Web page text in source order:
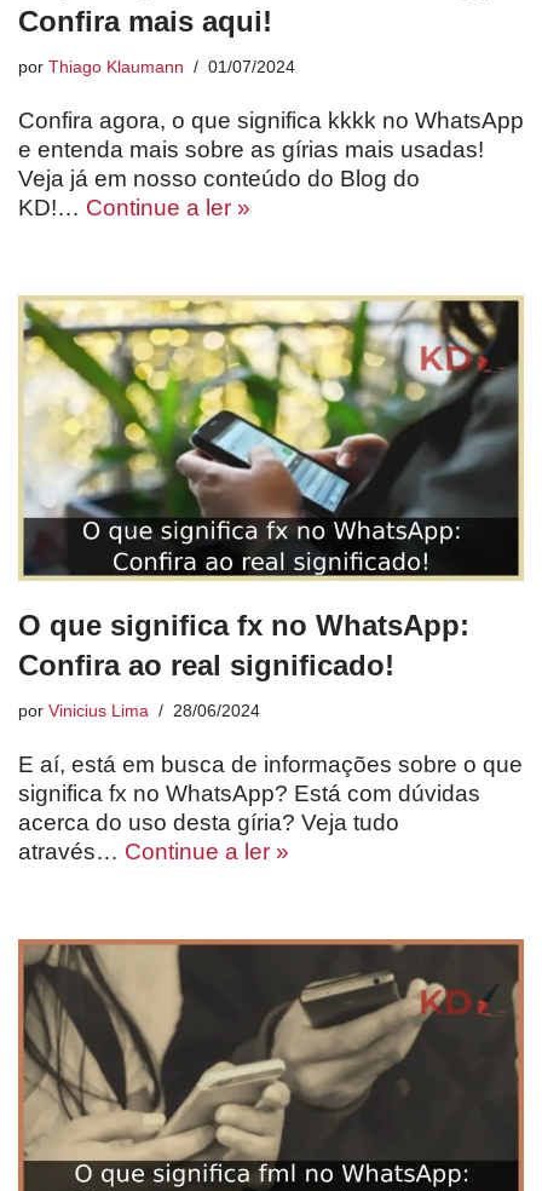
Confira mais aqui!
por Thiago Klaumann 01/07/2024
Confira agora, o que significa kkkk no WhatsApp
e entenda mais sobre as gírias mais usadas!
Veja já em nosso conteúdo do Blog do
KD!… Continue a ler »
O que significa fx no WhatsApp:
Confira ao real significado!
por Vinicius Lima 28/06/2024
E aí, está em busca de informações sobre o que
significa fx no WhatsApp? Está com dúvidas
acerca do uso desta gíria? Veja tudo
através… Continue a ler »